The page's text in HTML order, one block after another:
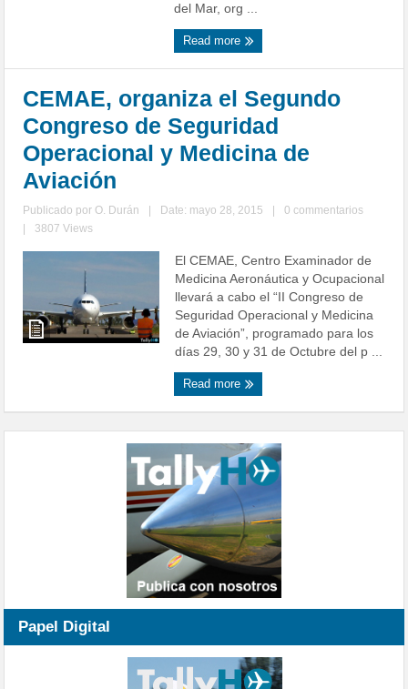
del Mar, org ...
Read more
CEMAE, organiza el Segundo
Congreso de Seguridad
Operacional y Medicina de
Aviación
Publicado porO. Durán Date: mayo 28, 2015
0 commentarios
3807 Views
El CEMAE, Centro Examinador de
Medicina Aeronáutica y Ocupacional
llevará a cabo el “II Congreso de
Seguridad Operacional y Medicina
de Aviación”, programado para los
días 29, 30 y 31 de Octubre del p ...
Read more
Papel Digital